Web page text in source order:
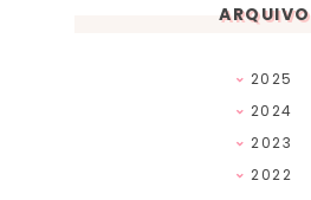
ARQUIVO
2025
2024
2023
2022